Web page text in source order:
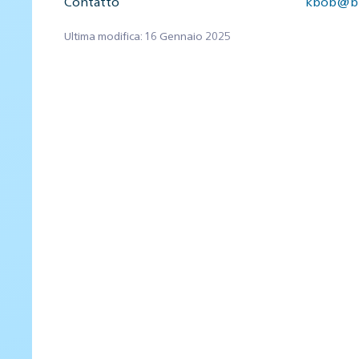
Ultima modifica: 16 Gennaio 2025